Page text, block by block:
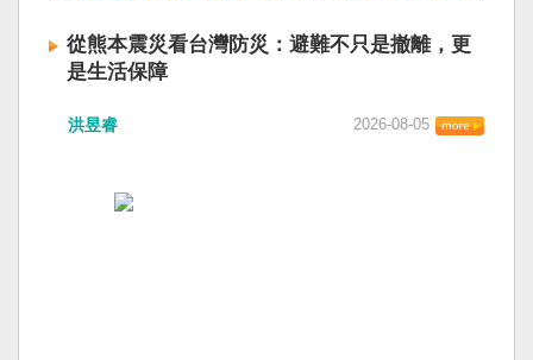
從熊本震災看台灣防災：避難不只是撤離，更
是生活保障
洪昱睿 2026-08-05